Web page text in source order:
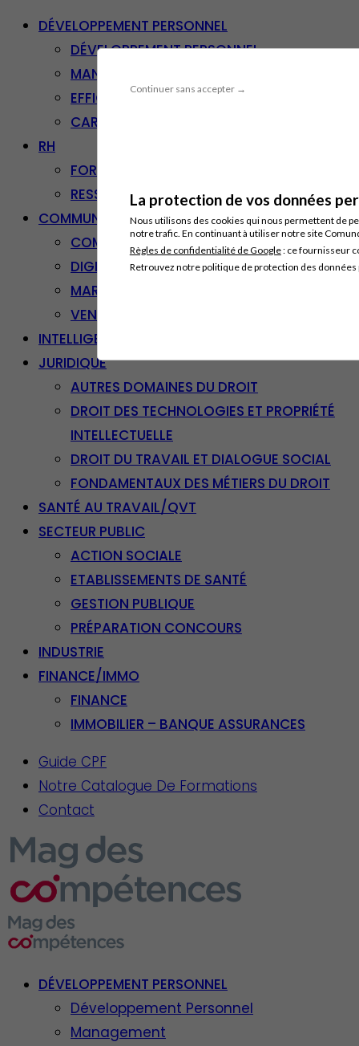
Continuer sans accepter →
La protection de vos données
Nous utilisons des cookies qui nous permettent de
notre trafic. En continuant à utiliser notre site
Règles de confidentialité de Google: ce fournisseur
Retrouvez notre politique de protection des
DÉVELOPPEMENT PERSONNEL
DÉVELOPPEMENT PERSONNEL
MANAGEMENT
EFFICACITÉ PROFESSIONNELLE
CARRIÈRE & RECONVERSION
RH
FORMATION PROFESSIONNELLE
RESSOURCES HUMAINES
COMMUNICATION/DIGITAL
COMMUNICATION
DIGITAL
MARKETING
VENTE – RELATION CLIENT
INTELLIGENCE ARTIFICIELLE
JURIDIQUE
AUTRES DOMAINES DU DROIT
DROIT DES TECHNOLOGIES ET PROPRIÉTÉ
INTELLECTUELLE
DROIT DU TRAVAIL ET DIALOGUE SOCIAL
FONDAMENTAUX DES MÉTIERS DU DROIT
SANTÉ AU TRAVAIL/QVT
SECTEUR PUBLIC
ACTION SOCIALE
ETABLISSEMENTS DE SANTÉ
GESTION PUBLIQUE
PRÉPARATION CONCOURS
INDUSTRIE
FINANCE/IMMO
FINANCE
IMMOBILIER – BANQUE ASSURANCES
Guide CPF
Notre Catalogue De Formations
Contact
DÉVELOPPEMENT PERSONNEL
Développement Personnel
Management